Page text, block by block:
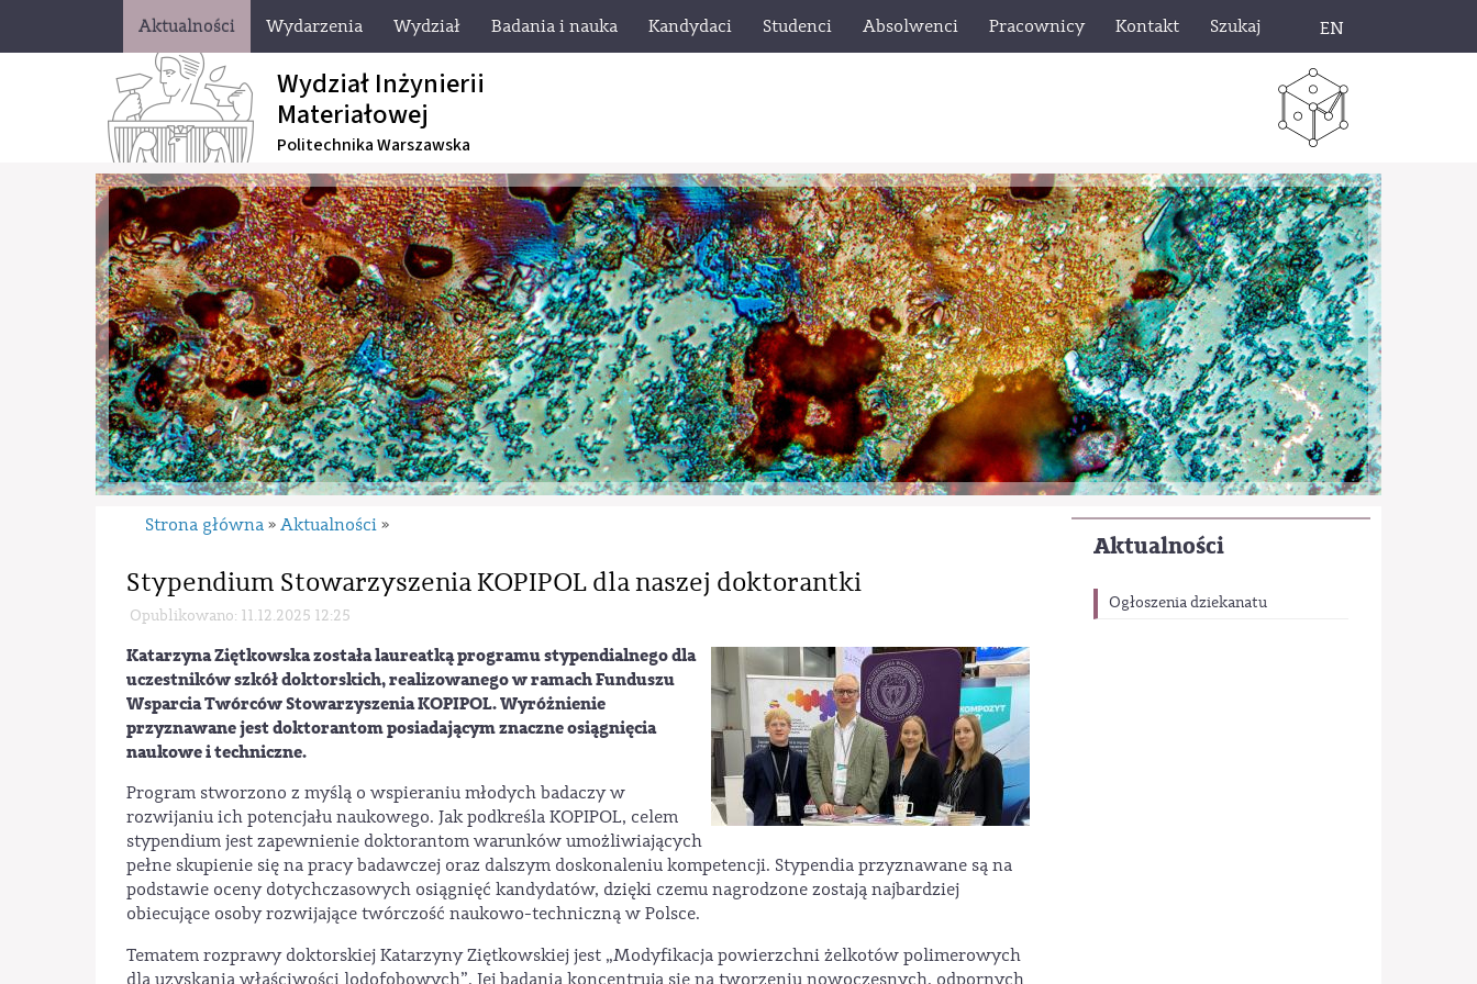
Aktualności Wydarzenia Wydział Badania i nauka Kandydaci Studenci Absolwenci Pracownicy Kontakt Szukaj EN
Wydział Inżynierii
Materiałowej
Politechnika Warszawska
Aktualności
Ogłoszenia dziekanatu
Strona główna » Aktualności »
Stypendium Stowarzyszenia KOPIPOL dla naszej doktorantki
Opublikowano: 11.12.2025 12:25
Katarzyna Ziętkowska została laureatką programu stypendialnego dla
uczestników szkół doktorskich, realizowanego w ramach Funduszu
Wsparcia Twórców Stowarzyszenia KOPIPOL. Wyróżnienie
przyznawane jest doktorantom posiadającym znaczne osiągnięcia
naukowe i techniczne.
Program stworzono z myślą o wspieraniu młodych badaczy w
rozwijaniu ich potencjału naukowego. Jak podkreśla KOPIPOL, celem
stypendium jest zapewnienie doktorantom warunków umożliwiających
pełne skupienie się na pracy badawczej oraz dalszym doskonaleniu kompetencji. Stypendia przyznawane są na
podstawie oceny dotychczasowych osiągnięć kandydatów, dzięki czemu nagrodzone zostają najbardziej
obiecujące osoby rozwijające twórczość naukowo-techniczną w Polsce.
Tematem rozprawy doktorskiej Katarzyny Ziętkowskiej jest „Modyfikacja powierzchni żelkotów polimerowych
dla uzyskania właściwości lodofobowych”. Jej badania koncentrują się na tworzeniu nowoczesnych, odpornych